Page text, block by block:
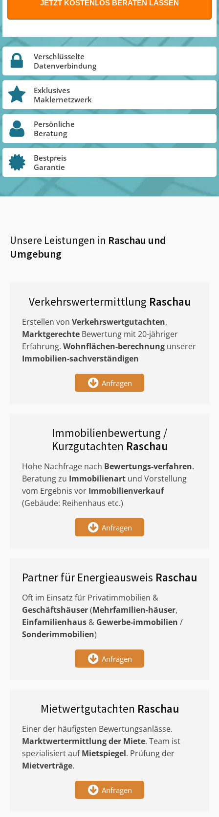
Verschlüsselte
Datenverbindung
Exklusives
Maklernetzwerk
Persönliche
Beratung
Bestpreis
Garantie
Unsere Leistungen in Raschau und
Umgebung
Verkehrswertermittlung Raschau
Erstellen von Verkehrswertgutachten,
Marktgerechte Bewertung mit 20-jähriger
Erfahrung. Wohnflächen-berechnung unserer
Immobilien-sachverständigen
Anfragen
Immobilienbewertung /
Kurzgutachten Raschau
Hohe Nachfrage nach Bewertungs-verfahren.
Beratung zu Immobilienart und Vorstellung
vom Ergebnis vor Immobilienverkauf
(Gebäude: Reihenhaus etc.)
Anfragen
Partner für Energieausweis Raschau
Oft im Einsatz für Privatimmobilien &
Geschäftshäuser(Mehrfamilien-häuser,
Einfamilienhaus & Gewerbe-immobilien /
Sonderimmobilien)
Anfragen
Mietwertgutachten Raschau
Einer der häufigsten Bewertungsanlässe.
Marktwertermittlungder Miete. Team ist
spezialisiert aufMietspiegel. Prüfung der
Mietverträge.
Anfragen